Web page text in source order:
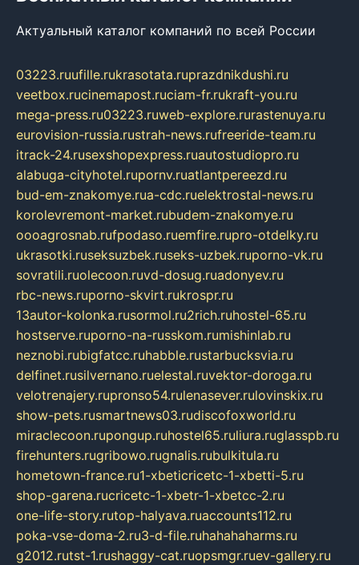
Актуальный каталог компаний по всей России
03223.ruufille.rukrasotata.ruprazdnikdushi.ru
veetbox.rucinemapost.ruciam-fr.rukraft-you.ru
mega-press.ru03223.ruweb-explore.rurastenuya.ru
eurovision-russia.rustrah-news.rufreeride-team.ru
itrack-24.rusexshopexpress.ruautostudiopro.ru
alabuga-cityhotel.rupornv.ruatlantpereezd.ru
bud-em-znakomye.rua-cdc.ruelektrostal-news.ru
korolevremont-market.rubudem-znakomye.ru
oooagrosnab.rufpodaso.ruemfire.rupro-otdelky.ru
ukrasotki.ruseksuzbek.ruseks-uzbek.ruporno-vk.ru
sovratili.ruolecoon.ruvd-dosug.ruadonyev.ru
rbc-news.ruporno-skvirt.rukrospr.ru
13autor-kolonka.rusormol.ru2rich.ruhostel-65.ru
hostserve.ruporno-na-russkom.rumishinlab.ru
neznobi.rubigfatcc.ruhabble.rustarbucksvia.ru
delfinet.rusilvernano.ruelestal.ruvektor-doroga.ru
velotrenajery.rupronso54.rulenasever.rulovinskix.ru
show-pets.rusmartnews03.rudiscofoxworld.ru
miraclecoon.rupongup.ruhostel65.ruliura.ruglasspb.ru
firehunters.rugribowo.rugnalis.rubulkitula.ru
hometown-france.ru1-xbeticricetc-1-xbetti-5.ru
shop-garena.rucricetc-1-xbetr-1-xbetcc-2.ru
one-life-story.rutop-halyava.ruaccounts112.ru
poka-vse-doma-2.ru3-d-file.ruhahahaharms.ru
g2012.rutst-1.rushaggy-cat.ruopsmgr.ruev-gallery.ru